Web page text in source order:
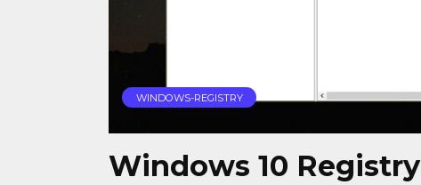
WINDOWS-REGISTRY
Windows 10 Registry